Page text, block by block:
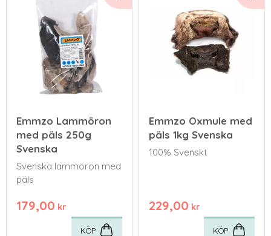
Emmzo Lammöron
med päls 250g
Svenska
Svenska lammöron med
päls
179,00 kr
KÖP
Emmzo Oxmule med
päls 1kg Svenska
100% Svenskt
229,00 kr
KÖP